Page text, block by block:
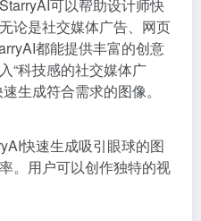
可以帮助设计师快
论是社交媒体广告、网页
都能提供丰富的创意
“科技感的社交媒体广
生成符合需求的图像。
快速生成吸引眼球的图
。用户可以创作独特的视